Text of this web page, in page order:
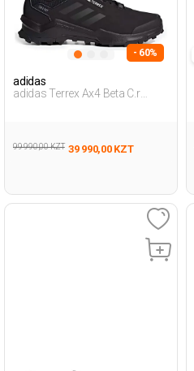
- 60%
adidas
adidas Terrex Ax4 Beta C.r
99 990,00 KZT 39 990,00 KZT